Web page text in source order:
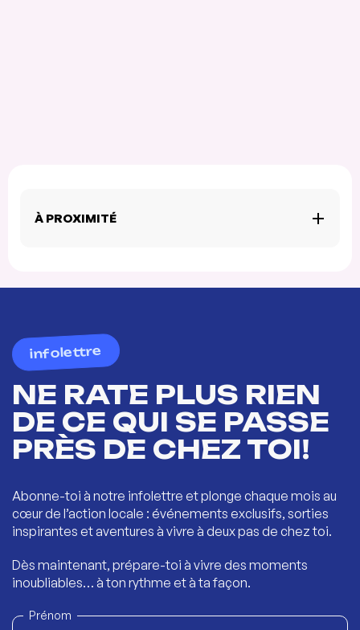
À PROXIMITÉ
infolettre
NE RATE PLUS RIEN
DE CE QUI SE PASSE
PRÈS DE CHEZ TOI!
Abonne-toi à notre infolettre et plonge chaque mois au
cœur de l’action locale : événements exclusifs, sorties
inspirantes et aventures à vivre à deux pas de chez toi.
Dès maintenant, prépare-toi à vivre des moments
inoubliables… à ton rythme et à ta façon.
Prénom